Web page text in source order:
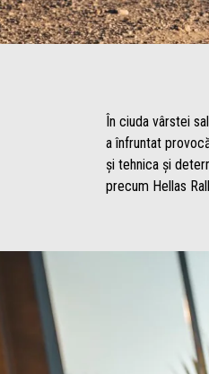
În ciuda vârstei
a înfruntat
și tehnica și
precum Hellas